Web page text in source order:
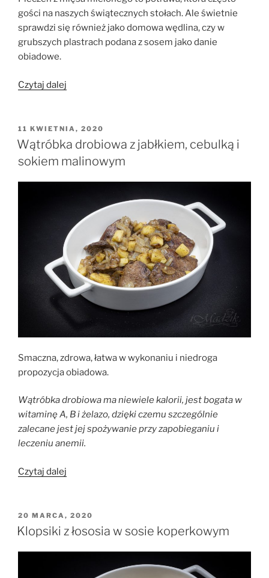
gości na naszych świątecznych stołach. Ale świetnie
sprawdzi się również jako domowa wędlina, czy w
grubszych plastrach podana z sosem jako danie
obiadowe.
Czytaj dalej
mielonego”
OPUBLIKOWANE
W
11 KWIETNIA, 2020
Wątróbka drobiowa z jabłkiem, cebulką i
sokiem malinowym
Smaczna, zdrowa, łatwa w wykonaniu i niedroga
propozycja obiadowa.
Wątróbka drobiowa ma niewiele kalorii, jest bogata w
witaminę A, B i żelazo, dzięki czemu szczególnie
zalecane jest jej spożywanie przy zapobieganiu i
leczeniu anemii.
Czytaj dalej
jabłkiem,
cebulką
malinowym”
OPUBLIKOWANE
W
20 MARCA, 2020
Klopsiki z łososia w sosie koperkowym